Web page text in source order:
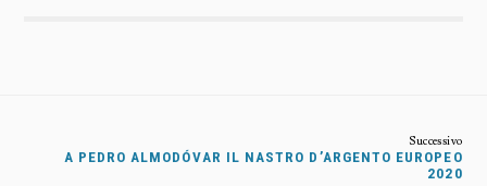
A PEDRO ALMODÓVAR IL NASTRO D’ARGENTO EUROPEO
2020